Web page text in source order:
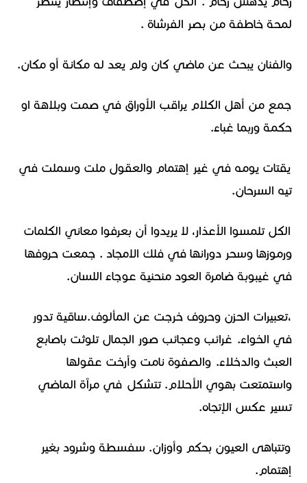
لمحة خاطفة من بصر الفرشاة .
والفنان يبحث عن ماضي كان ولم يعد له مكانة أو مكان.
جمع من أهل الكلام يراقب الأوراق في صمت وبلاهة او
حكمة وربما غباء.
يقتات يومه في غير إهتمام والعقول ملت وسملت في
تيه السرحان.
الكل تلمسوا الأعذار، لا يريدوا أن بعرفوا معاني الكلمات
ورموزها وسحر دورانها في فلك الامجاد . جمعت حروفها
في غيبوبة ضامرة العود منحنية عوجاء اللسان.
،تعبيرات الحزن وحروف خرجت عن المألوف.ساقية تدور
في الخواء. غرائب وعجائب صور الجمال تلوثت باصابع
العبث والدخلاء. والصفوة نامت وأرخت عقولها
واستمتعت بهوي الأحلام. تتشكل في مرٱة الماضي
تسير عكس الإتجاه.
وتتباهى العيون بحكم وأوزان. سفسطة وشرود بغير
إهتمام.